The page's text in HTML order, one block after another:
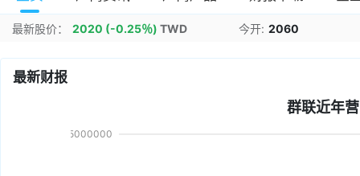
最新股价： 2020 (-0.25％) TWD 今开: 2060
最新财报
群联近年